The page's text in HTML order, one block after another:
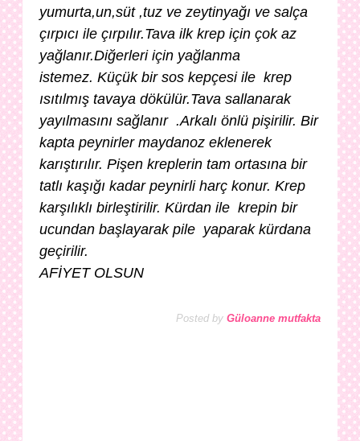
yumurta,un,süt ,tuz ve zeytinyağı ve salça
çırpıcı ile çırpılır.Tava ilk krep için çok az
yağlanır.Diğerleri için yağlanma
istemez. Küçük bir sos kepçesi ile krep
ısıtılmış tavaya dökülür.Tava sallanarak
yayılmasını sağlanır .Arkalı önlü pişirilir. Bir
kapta peynirler maydanoz eklenerek
karıştırılır. Pişen kreplerin tam ortasına bir
tatlı kaşığı kadar peynirli harç konur. Krep
karşılıklı birleştirilir. Kürdan ile krepin bir
ucundan başlayarak pile yaparak kürdana
geçirilir.
AFİYET OLSUN
Posted by Güloanne mutfakta